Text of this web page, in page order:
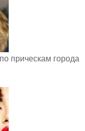
прическам города